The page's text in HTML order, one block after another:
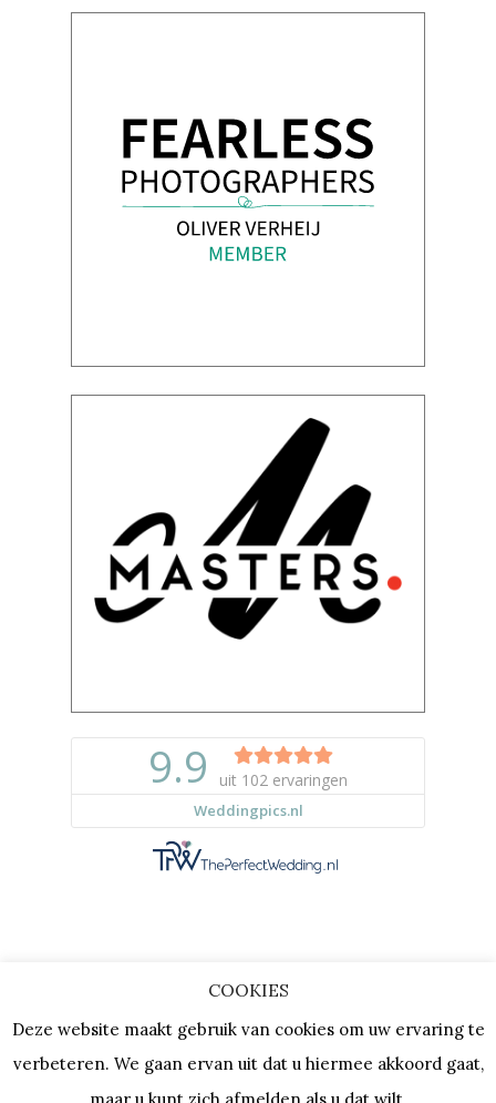
| KVK: 64667154 |Vacatures
COOKIES
Deze website maakt gebruik van cookies om uw ervaring te
verbeteren. We gaan ervan uit dat u hiermee akkoord gaat,
maar u kunt zich afmelden als u dat wilt.